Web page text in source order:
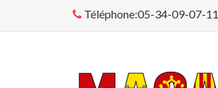
Téléphone:05-34-09-07-11